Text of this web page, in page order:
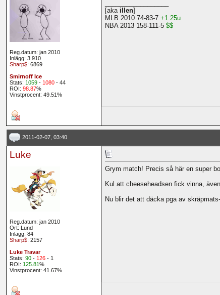
Reg.datum: jan 2010
Inlägg: 3 910
Sharp$: 6869
Smirnoff Ice
Stats: 1059- 1080- 44
ROI: 98.87%
Vinstprocent: 49.51%
[aka illen]
MLB 2010 74-83-7 +1.25u
NBA 2013 158-111-5 $$
2011-02-07, 03:40
Luke
Reg.datum: jan 2010
Ort: Lund
Inlägg: 84
Sharp$: 2157
Luke Travar
Stats: 90- 126- 1
ROI: 125.81%
Vinstprocent: 41.67%
Grym match! Precis så här en super
Kul att cheeseheadsen fick vinna,
Nu blir det att däcka pga av